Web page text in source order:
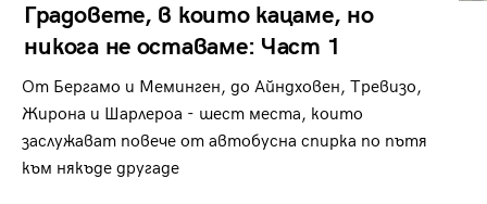
Градовете, в които кацаме, но
никога не оставаме: Част 1
От Бергамо и Меминген, до Айндховен, Тревизо,
Жирона и Шарлероа - шест места, които
заслужават повече от автобусна спирка по пътя
към някъде другаде